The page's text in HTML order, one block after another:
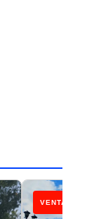
VENTA